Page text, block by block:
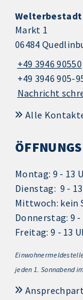
Welterbestadt
Markt 1
06484
+49 3946 90550
+49 3946 905-
Nachricht
Alle
Montag: 9 - 13
Dienstag: 9 -
Mittwoch: kein
Donnerstag: 9 -
Freitag: 9 - 13
jeden 1. Sonnabend